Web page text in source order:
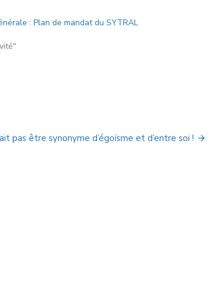
: Plan de mandat du SYTRAL
pas être synonyme d’égoïsme et d’entre soi !